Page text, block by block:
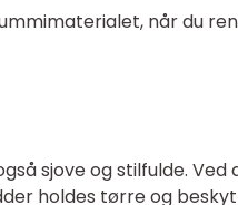
når du
sjove og stilfulde.
holdes tørre og